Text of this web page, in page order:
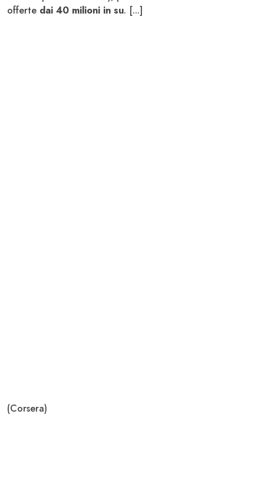
offerte dai 40 milioni in su. [...]
(Corsera)